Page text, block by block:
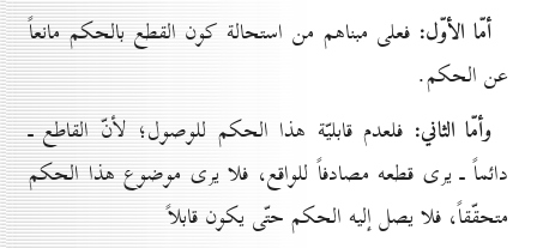
أمّا الأوّل: فعلى مبناهم من استحالة كون القطع بالحكم مانعاً
عن الحكم.
وأمّا الثاني: فلعدم قابليّة هذا الحكم للوصول؛ لأنّ القاطع ـ
دائماً ـ يرى قطعه مصادفاً للواقع، فلا يرى موضوع هذا الحكم
متحقّقاً، فلا يصل إليه الحكم حتّى يكون قابلاً